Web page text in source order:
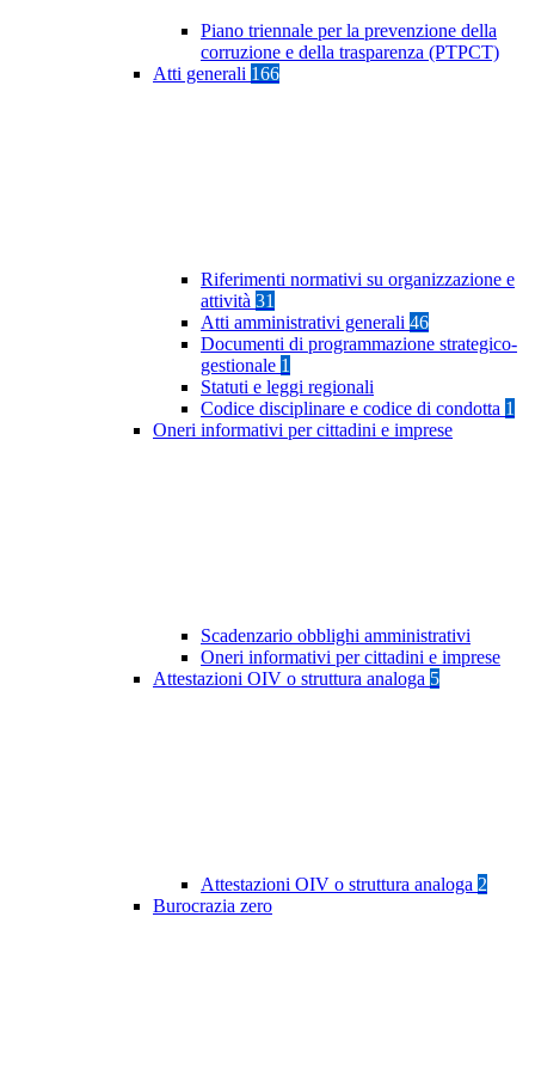
Piano triennale per la prevenzione della
corruzione e della trasparenza (PTPCT)
Atti generali 166
Riferimenti normativi su organizzazione e
attività 31
Atti amministrativi generali 46
Documenti di programmazione strategico-
gestionale 1
Statuti e leggi regionali
Codice disciplinare e codice di condotta 1
Oneri informativi per cittadini e imprese
Scadenzario obblighi amministrativi
Oneri informativi per cittadini e imprese
Attestazioni OIV o struttura analoga 5
Attestazioni OIV o struttura analoga 2
Burocrazia zero